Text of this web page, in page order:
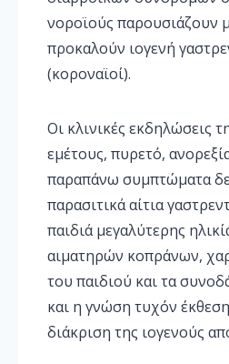
νοροϊούς παρουσιάζουν
προκαλούν ιογενή
(κοροναϊοί).
Οι κλινικές εκδηλώσεις
εμέτους, πυρετό,
παραπάνω συμπτώματα
παρασιτικά αίτια
παιδιά μεγαλύτερης
αιματηρών κοπράνων,
του παιδιού και τα
και η γνώση τυχόν
διάκριση της ιογενούς